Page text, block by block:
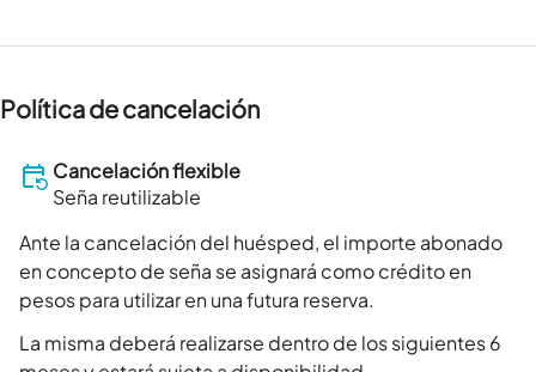
Política de cancelación
Cancelación flexible
Seña reutilizable
Ante la cancelación del huésped, el importe abonado
en concepto de seña se asignará como crédito en
pesos para utilizar en una futura reserva.
La misma deberá realizarse dentro de los siguientes 6